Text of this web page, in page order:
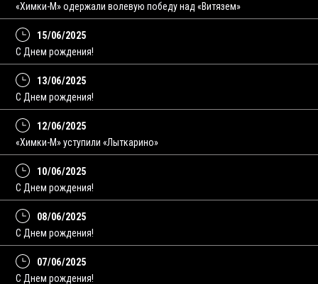
«Химки-М» одержали волевую победу над «Витязем»
15/06/2025
С Днем рождения!
13/06/2025
C Днем рождения!
12/06/2025
«Химки-М» уступили «Лыткарино»
10/06/2025
С Днем рождения!
08/06/2025
C Днем рождения!
07/06/2025
С Днем рождения!